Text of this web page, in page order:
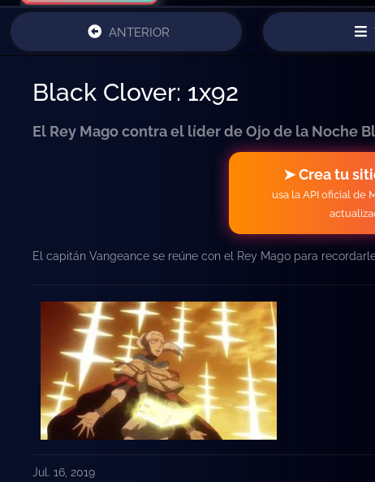
ANTERIOR
Black Clover: 1x92
El Rey Mago contra el líder de Ojo de la Noche
➤ Crea tu
usa la API oficial de
El capitán Vangeance se reúne con el Rey Mago para
Jul. 16, 2019